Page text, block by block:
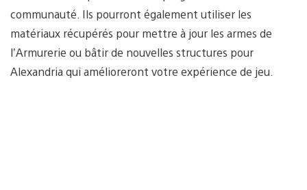
communauté. Ils pourront également utiliser les
matériaux récupérés pour mettre à jour les armes de
l’Armurerie ou bâtir de nouvelles structures pour
Alexandria qui amélioreront votre expérience de jeu.